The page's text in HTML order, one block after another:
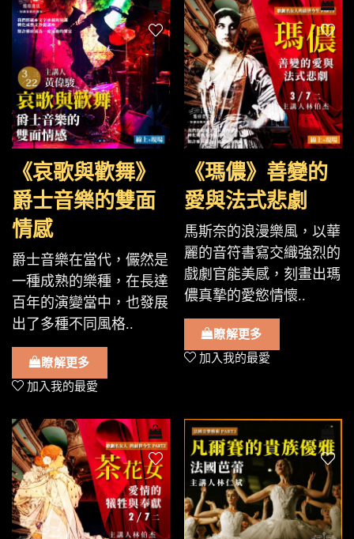
《哀歌與歡舞》
爵士音樂的雙面
情感
爵士音樂在當代，儼然是
一種成熟的樂種，在長達
百年的演變當中，也發展
出了多種不同風格..
瞭解更多
加入我的最愛
《瑪儂》善變的
愛與法式悲劇
馬斯奈的浪漫樂風，以華
麗的音符書寫交織強烈的
戲劇官能美感，刻畫出瑪
儂真摯的愛慾情懷..
瞭解更多
加入我的最愛